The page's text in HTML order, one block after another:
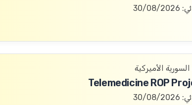
الأميركية
Telemedicine ROP